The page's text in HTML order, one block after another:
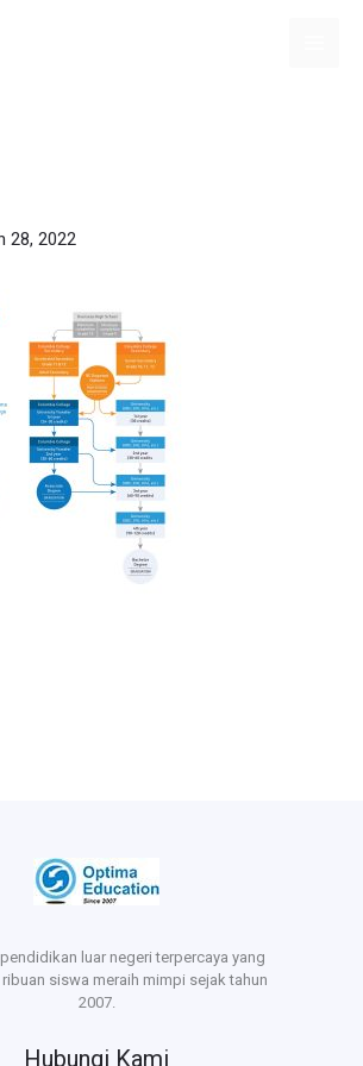
28, 2022
luar negeri terpercaya yang
siswa meraih mimpi sejak tahun
2007.
Hubungi Kami